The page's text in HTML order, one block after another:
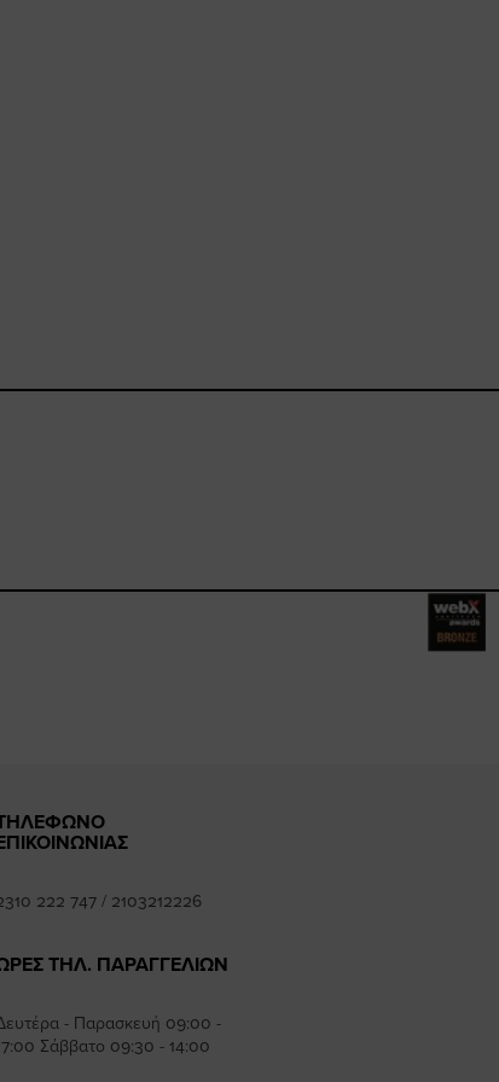
happysizes/
user/
222 747 / 2103212226
ΤΗΛ. ΠΑΡΑΓΓΕΛΙΩΝ
- Παρασκευή 09:00 -
Σάββατο 09:30 - 14:00